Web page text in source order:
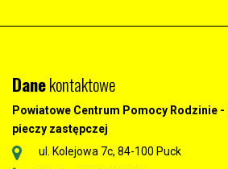
Danekontaktowe
Powiatowe Centrum Pomocy Rodzinie
pieczy zastępczej
ul. Kolejowa 7c, 84-100 Puck